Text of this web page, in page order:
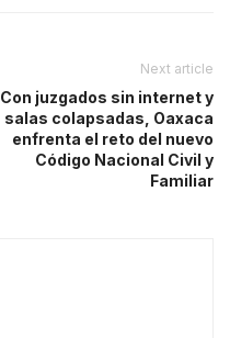
Next article
Con juzgados sin internet y
salas colapsadas, Oaxaca
enfrenta el reto del nuevo
Código Nacional Civil y
Familiar